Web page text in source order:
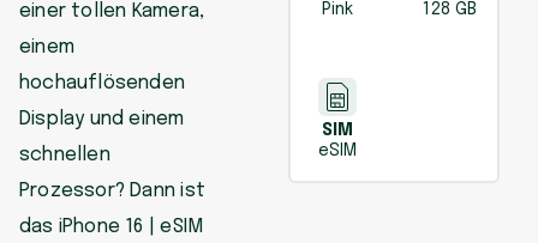
einer tollen Kamera,
einem
hochauflösenden
Display und einem
schnellen
Prozessor? Dann ist
das iPhone 16 | eSIM
Pink
128 GB
SIM
eSIM